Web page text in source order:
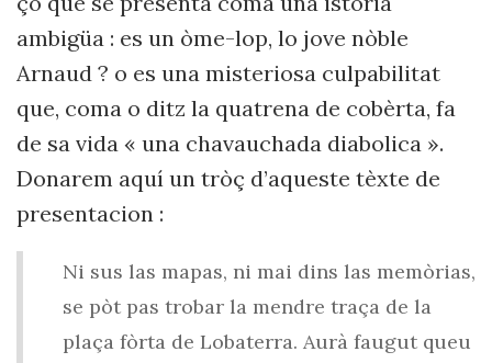
ambigüa : es un òme-lop, lo jove nòble
Arnaud ? o es una misteriosa culpabilitat
que, coma o ditz la quatrena de cobèrta, fa
de sa vida « una chavauchada diabolica ».
Donarem aquí un tròç d’aqueste tèxte de
presentacion :
Ni sus las mapas, ni mai dins las memòrias,
se pòt pas trobar la mendre traça de la
plaça fòrta de Lobaterra. Aurà faugut queu